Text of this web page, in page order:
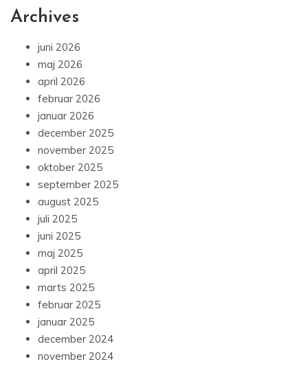
Archives
juni 2026
maj 2026
april 2026
februar 2026
januar 2026
december 2025
november 2025
oktober 2025
september 2025
august 2025
juli 2025
juni 2025
maj 2025
april 2025
marts 2025
februar 2025
januar 2025
december 2024
november 2024